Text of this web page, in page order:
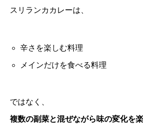
スリランカカレーは、
辛さを楽しむ料理
メインだけを食べる料理
ではなく、
複数の副菜と混ぜながら味の変化を